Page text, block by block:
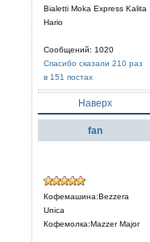
Bialetti Moka Express Kalita
Hario
Сообщений: 1020
Спасибо сказали 210 раз
в 151 постах
Наверх
fan
Кофемашина:Bezzera
Unica
Кофемолка:Mazzer Major